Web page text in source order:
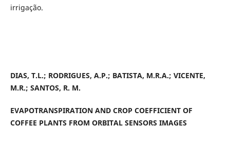
irrigação.
DIAS, T.L.; RODRIGUES, A.P.; BATISTA, M.R.A.; VICENTE,
M.R.; SANTOS, R. M.
EVAPOTRANSPIRATION AND CROP COEFFICIENT OF
COFFEE PLANTS FROM ORBITAL SENSORS IMAGES